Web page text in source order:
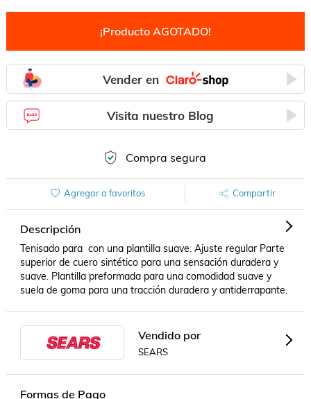
¡Producto AGOTADO!
Vender en
Visita nuestro Blog
Compra segura
Agregar a favoritos Compartir
Descripción
Tenisado para  con una plantilla suave. Ajuste regular Parte
superior de cuero sintético para una sensación duradera y
suave. Plantilla preformada para una comodidad suave y
suela de goma para una tracción duradera y antiderrapante.
Vendido por
SEARS
Formas de Pago